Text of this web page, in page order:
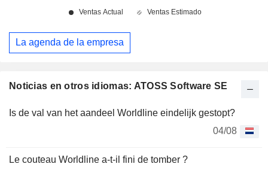
Noticias en otros idiomas: ATOSS Software SE
Is de val van het aandeel Worldline eindelijk gestopt?
04/08
Le couteau Worldline a-t-il fini de tomber ?
La agenda de la empresa